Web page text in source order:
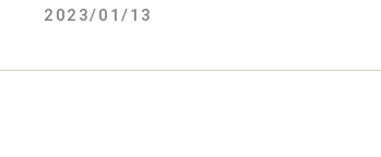
2023/01/13